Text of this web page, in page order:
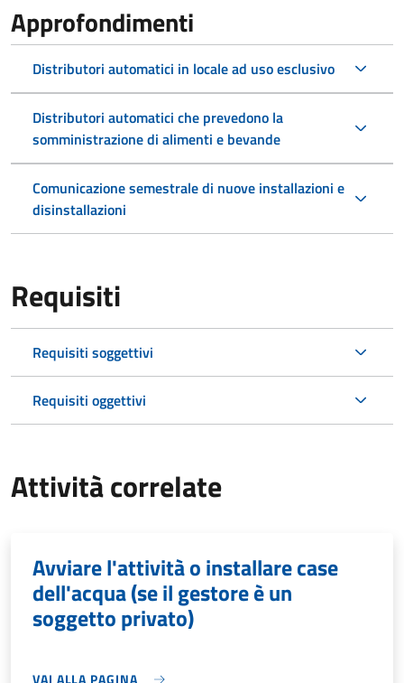
Approfondimenti
Distributori automatici in locale ad uso esclusivo
Distributori automatici che prevedono la
somministrazione di alimenti e bevande
Comunicazione semestrale di nuove installazioni e
disinstallazioni
Requisiti
Requisiti soggettivi
Requisiti oggettivi
Attività correlate
Avviare l'attività o installare case
dell'acqua (se il gestore è un
soggetto privato)
VAI ALLA PAGINA